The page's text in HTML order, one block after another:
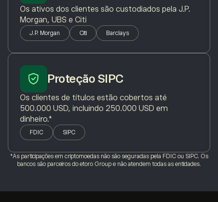
Os ativos dos clientes são custodiados pela J.P.
Morgan, UBS e Citi
J.P. Morgan Citi Barclays
Proteção SIPC
Os clientes de títulos estão cobertos até
500.000 USD, incluindo 250.000 USD em
dinheiro.*
FDIC SIPC
*As participações em criptomoedas não são seguradas pela FDIC ou SIPC. Os
bancos são parceiros do etoro Group e não atendem todas as entidades.